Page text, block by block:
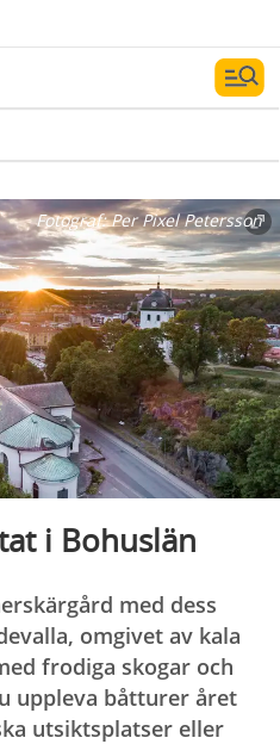
Fotograf:Per Pixel Petersson
i Bohuslän
med dess
omgivet av kala
frodiga skogar och
uppleva båtturer året
utsiktsplatser eller